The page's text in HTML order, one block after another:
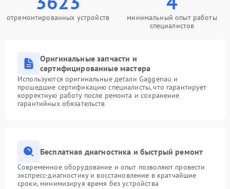
отремонтированных устройств
минимальный опыт работы
специалистов
Оригинальные запчасти и
сертифицированные мастера
Используются оригинальные детали Gaggenau и
прошедшие сертификацию специалисты, что гарантирует
корректную работу после ремонта и сохранение
гарантийных обязательств
Бесплатная диагностика и быстрый ремонт
Современное оборудование и опыт позволяют провести
экспресс-диагностику и восстановление в кратчайшие
сроки, минимизируя время без устройства